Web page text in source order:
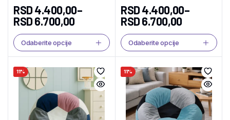
RSD4.400,00–
RSD6.700,00
Odaberite opcije
RSD4.400,00–
RSD6.700,00
Odaberite opcije
11% 11%